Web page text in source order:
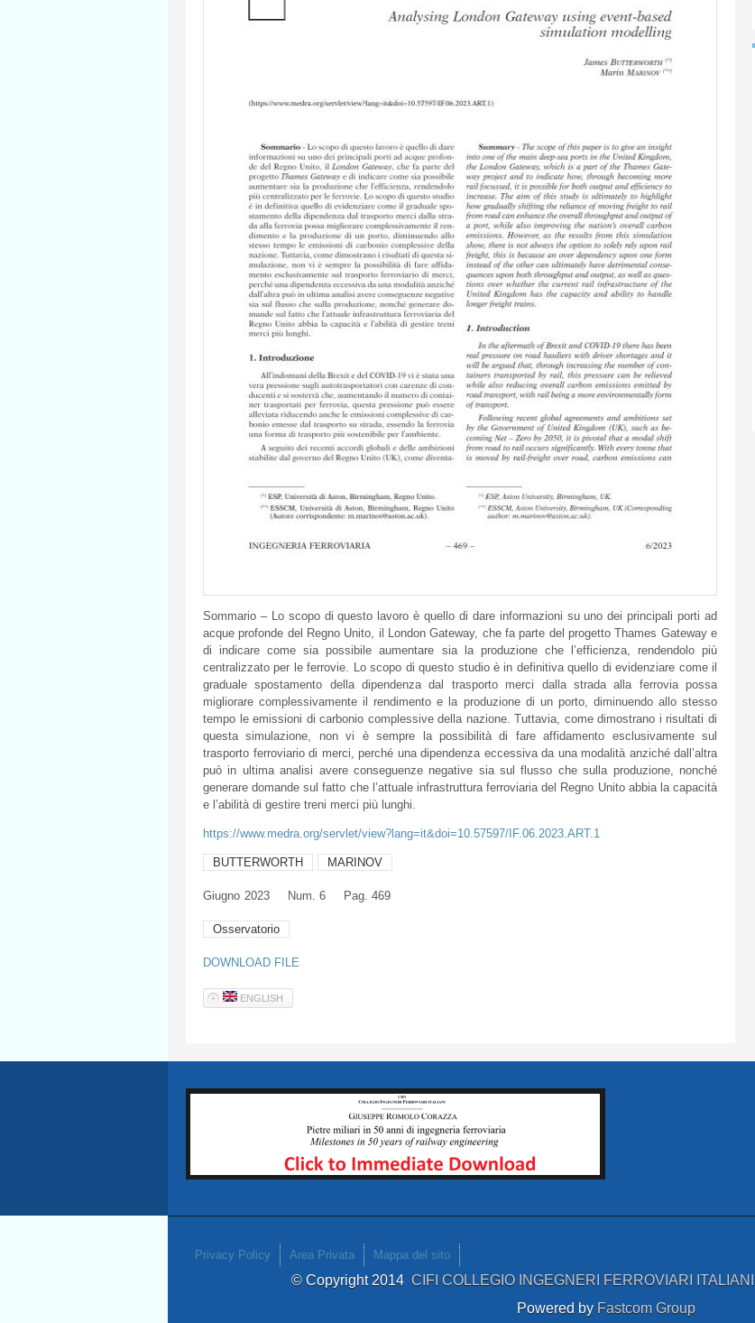
Sommario – Lo scopo di questo lavoro è quello di dare informazioni su uno dei principali porti ad
acque profonde del Regno Unito, il London Gateway, che fa parte del progetto Thames Gateway e
di indicare come sia possibile aumentare sia la produzione che l’efficienza, rendendolo più
centralizzato per le ferrovie. Lo scopo di questo studio è in definitiva quello di evidenziare come il
graduale spostamento della dipendenza dal trasporto merci dalla strada alla ferrovia possa
migliorare complessivamente il rendimento e la produzione di un porto, diminuendo allo stesso
tempo le emissioni di carbonio complessive della nazione. Tuttavia, come dimostrano i risultati di
questa simulazione, non vi è sempre la possibilità di fare affidamento esclusivamente sul
trasporto ferroviario di merci, perché una dipendenza eccessiva da una modalità anziché dall’altra
può in ultima analisi avere conseguenze negative sia sul flusso che sulla produzione, nonché
generare domande sul fatto che l’attuale infrastruttura ferroviaria del Regno Unito abbia la capacità
e l’abilità di gestire treni merci più lunghi.
https://www.medra.org/servlet/view?lang=it&doi=10.57597/IF.06.2023.ART.1
BUTTERWORTH MARINOV
Giugno 2023 Num. 6 Pag. 469
Osservatorio
DOWNLOAD FILE
ENGLISH
Privacy Policy Area Privata Mappa del sito
© Copyright 2014 CIFI COLLEGIO INGEGNERI FERROVIARI ITALIANI
Powered by Fastcom Group